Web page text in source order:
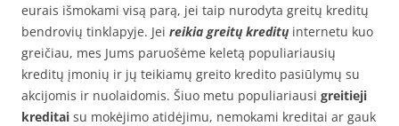
eurais išmokami visą parą, jei taip nurodyta greitų kreditų
bendrovių tinklapyje. Jei reikia greitų kreditų internetu kuo
greičiau, mes Jums paruošėme keletą populiariausių
kreditų įmonių ir jų teikiamų greito kredito pasiūlymų su
akcijomis ir nuolaidomis. Šiuo metu populiariausi greitieji
kreditai su mokėjimo atidėjimu, nemokami kreditai ar gauk